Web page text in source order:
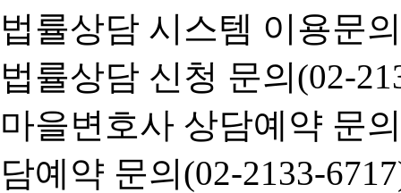
법률상담 시스템 이용문
법률상담 신청 문의(02-
마을변호사 상담예약 문
담예약 문의(02-2133-